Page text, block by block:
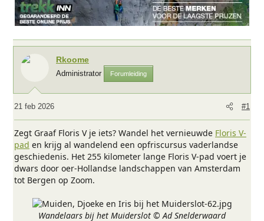
r
w
e
r
s
e
r
t
d
a
t
m
Rkoome
Administrator Forumleiding
21 feb 2026 #1
Zegt Graaf Floris V je iets? Wandel het vernieuwde Floris V-
pad en krijg al wandelend een opfriscursus vaderlandse
geschiedenis. Het 255 kilometer lange Floris V-pad voert je
dwars door oer-Hollandse landschappen van Amsterdam
tot Bergen op Zoom.
Wandelaars bij het Muiderslot © Ad Snelderwaard